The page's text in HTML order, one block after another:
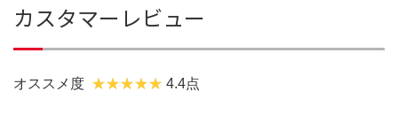
カスタマーレビュー
オススメ度 4.4点